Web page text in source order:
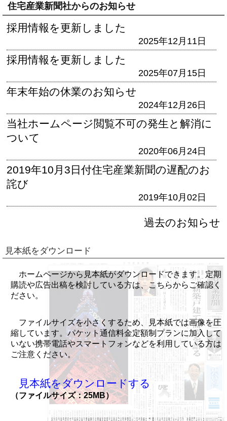
住宅産業新聞社からのお知らせ
採用情報を更新しました
2025年12月11日
採用情報を更新しました
2025年07月15日
年末年始の休業のお知らせ
2024年12月26日
当社ホームページ閲覧不可の発生と解消に
ついて
2020年06月24日
2019年10月3日付住宅産業新聞の遅配のお
詫び
2019年10月02日
過去のお知らせ
見本紙をダウンロード
ホームページから見本紙がダウンロードできます。定期
購読や広告出稿を検討している方は、こちらからご確認く
ださい。
ファイルサイズを小さくするため、見本紙では画像を圧
縮しています。パケット通信料金定額制プランに加入して
いない携帯電話やスマートフォンなどを利用している方は
ご注意ください。
見本紙をダウンロードする
（ファイルサイズ：25MB）